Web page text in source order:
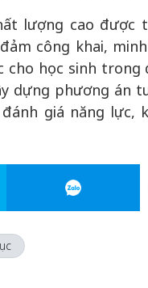
lượng cao được
công khai,
cho học sinh
dựng phương án
giá năng lực,